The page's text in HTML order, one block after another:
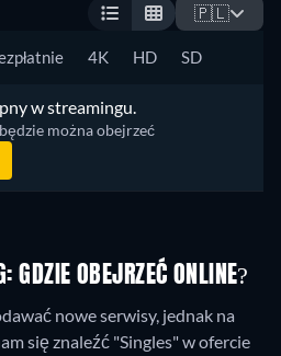
🇵🇱
4K HD SD
w streamingu.
można obejrzeć
GDZIE OBEJRZEĆ ONLINE?
nowe serwisy, jednak na
się znaleźć "Singles" w ofercie